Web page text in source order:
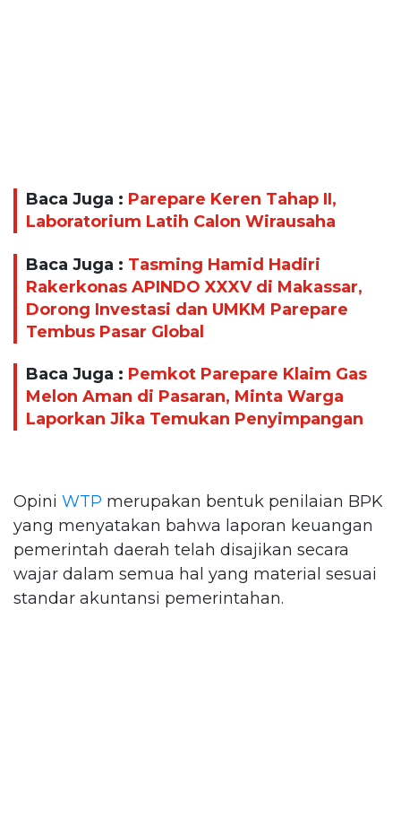
Baca Juga : Parepare Keren Tahap II,
Laboratorium Latih Calon Wirausaha
Baca Juga : Tasming Hamid Hadiri
Rakerkonas APINDO XXXV di Makassar,
Dorong Investasi dan UMKM Parepare
Tembus Pasar Global
Baca Juga : Pemkot Parepare Klaim Gas
Melon Aman di Pasaran, Minta Warga
Laporkan Jika Temukan Penyimpangan
Opini WTP merupakan bentuk penilaian BPK
yang menyatakan bahwa laporan keuangan
pemerintah daerah telah disajikan secara
wajar dalam semua hal yang material sesuai
standar akuntansi pemerintahan.